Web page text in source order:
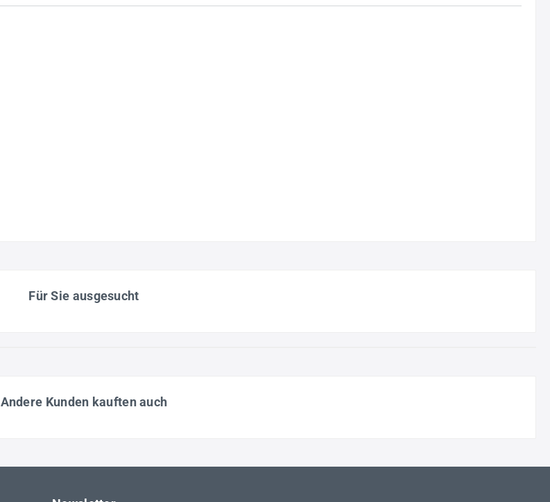
Für Sie ausgesucht
Andere Kunden kauften auch